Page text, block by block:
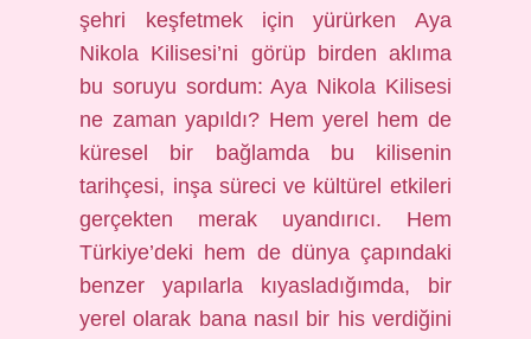
şehri keşfetmek için yürürken Aya
Nikola Kilisesi’ni görüp birden aklıma
bu soruyu sordum: Aya Nikola Kilisesi
ne zaman yapıldı? Hem yerel hem de
küresel bir bağlamda bu kilisenin
tarihçesi, inşa süreci ve kültürel etkileri
gerçekten merak uyandırıcı. Hem
Türkiye’deki hem de dünya çapındaki
benzer yapılarla kıyasladığımda, bir
yerel olarak bana nasıl bir his verdiğini